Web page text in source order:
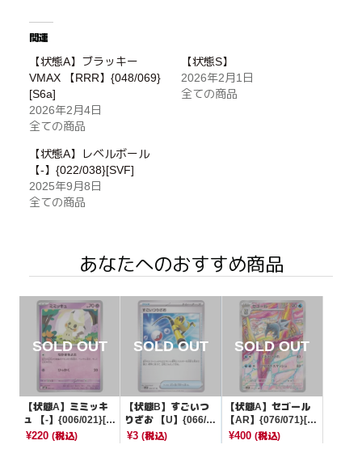
関連
【状態A】ブラッキー
VMAX 【RRR】{048/069}
[S6a]
2026年2月4日
全ての商品
【状態S】
2026年2月1日
全ての商品
【状態A】レベルボール
【-】{022/038}[SVF]
2025年9月8日
全ての商品
あなたへのおすすめ商品
【状態A】ミミッキ
ュ 【-】{006/021}[M
BD]
¥220 (税込)
【状態B】すごいつ
りざお 【U】{066/0
71}[SV2P]
¥3(税込)
【状態A】セゴール
【AR】{076/071}[S
V2P]
¥400 (税込)